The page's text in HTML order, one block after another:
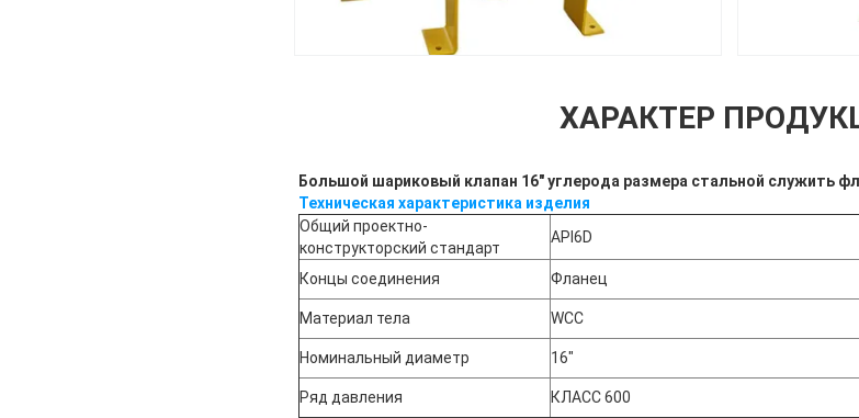
ХАРАКТЕР
Большой шариковый клапан 16" углерода размера стальной служить
Техническая характеристика изделия
Общий проектно-
конструкторский стандарт
API6D
Концы соединения Фланец
Материал тела WCC
Номинальный диаметр 16"
Ряд давления
КЛАСС 600